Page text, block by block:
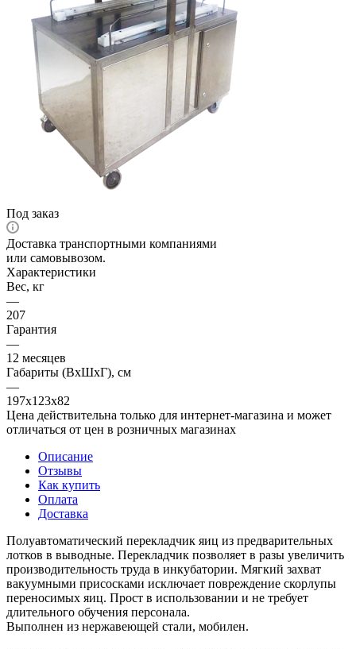
Под заказ
Доставка транспортными компаниями
или самовывозом.
Характеристики
Вес, кг
—
207
Гарантия
—
12 месяцев
Габариты (ВхШхГ), см
—
197х123х82
Цена действительна только для интернет-магазина и может
отличаться от цен в розничных магазинах
Описание
Отзывы
Как купить
Оплата
Доставка
Полуавтоматический перекладчик яиц из предварительных
лотков в выводные. Перекладчик позволяет в разы увеличить
производительность труда в инкубатории. Мягкий захват
вакуумными присосками исключает повреждение скорлупы
переносимых яиц. Прост в использовании и не требует
длительного обучения персонала.
Выполнен из нержавеющей стали, мобилен.